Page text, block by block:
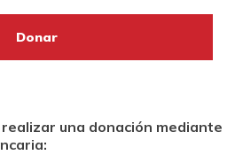
una donación mediante